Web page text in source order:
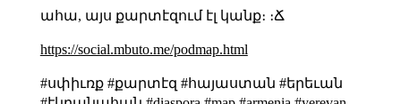
ահա, այս քարտէզում էլ կանք։ ։Ճ
https://social.mbuto.me/podmap.html
#սփիւռք #քարտէզ #հայաստան #երեւան